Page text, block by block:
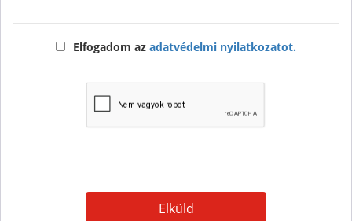
Elfogadom az adatvédelmi nyilatkozatot.
Elküld